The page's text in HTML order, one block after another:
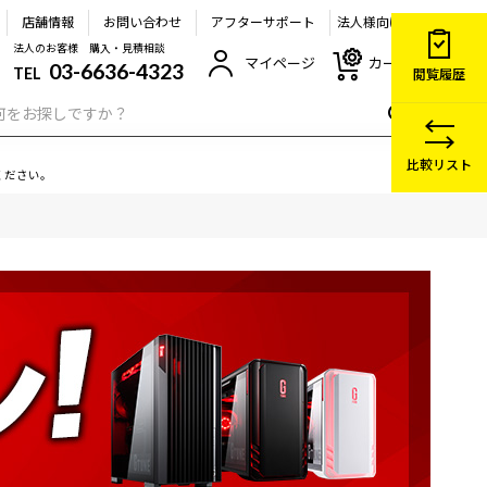
店舗情報 お問い合わせ アフターサポート 法人様向け
法人のお客様 購入・見積相談
TEL 03-6636-4323 マイページ カート
さい。
閲覧履歴
比較リスト